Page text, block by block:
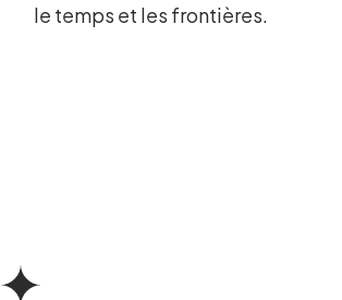
le temps et les frontières.